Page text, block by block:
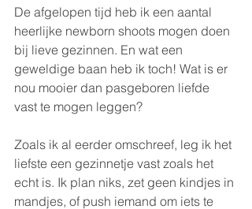
De afgelopen tijd heb ik een aantal
heerlijke newborn shoots mogen doen
bij lieve gezinnen. En wat een
geweldige baan heb ik toch! Wat is er
nou mooier dan pasgeboren liefde
vast te mogen leggen?
Zoals ik al eerder omschreef, leg ik het
liefste een gezinnetje vast zoals het
echt is. Ik plan niks, zet geen kindjes in
mandjes, of push iemand om iets te